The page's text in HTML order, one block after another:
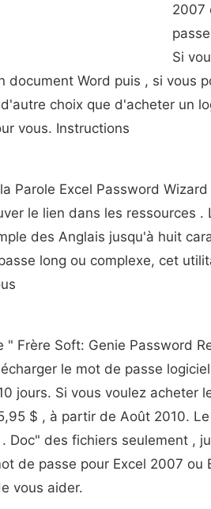
2007
Si
document Word puis , si vous
choix que d'acheter un
vous. Instructions
Parole Excel Password
le lien dans les ressources
des Anglais jusqu'à huit
long ou complexe, cet
" Frère Soft: Genie Password
le mot de passe
jours. Si vous voulez acheter
$ , à partir de Août 2010.
Doc" des fichiers seulement ,
de passe pour Excel 2007 ou
vous aider.